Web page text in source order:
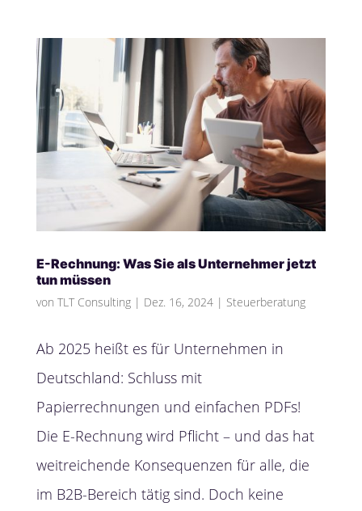
E-Rechnung: Was Sie als Unternehmer jetzt
tun müssen
von TLT Consulting| Dez. 16, 2024| Steuerberatung
Ab 2025 heißt es für Unternehmen in
Deutschland: Schluss mit
Papierrechnungen und einfachen PDFs!
Die E-Rechnung wird Pflicht – und das hat
weitreichende Konsequenzen für alle, die
im B2B-Bereich tätig sind. Doch keine